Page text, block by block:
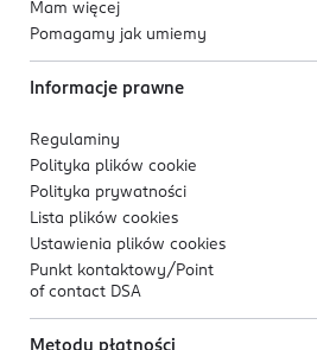
Mam więcej
Pomagamy jak umiemy
Informacje prawne
Regulaminy
Polityka plików cookie
Polityka prywatności
Lista plików cookies
Ustawienia plików cookies
Punkt kontaktowy/ Point
of contact DSA
Metody płatności